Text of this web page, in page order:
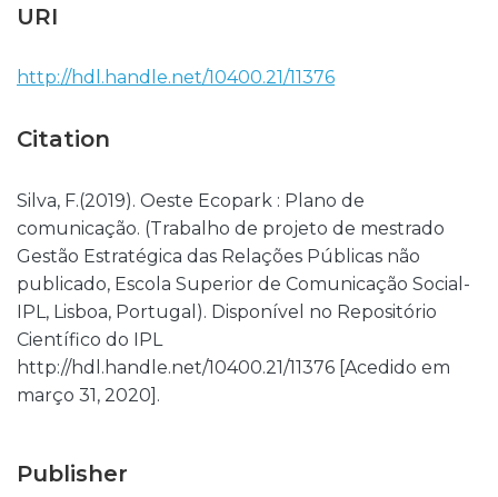
URI
http://hdl.handle.net/10400.21/11376
Citation
Silva, F.(2019). Oeste Ecopark : Plano de
comunicação. (Trabalho de projeto de mestrado
Gestão Estratégica das Relações Públicas não
publicado, Escola Superior de Comunicação Social-
IPL, Lisboa, Portugal). Disponível no Repositório
Científico do IPL
http://hdl.handle.net/10400.21/11376 [Acedido em
março 31, 2020].
Publisher